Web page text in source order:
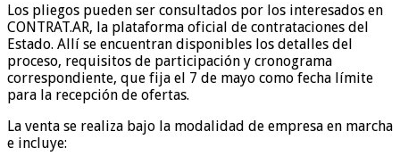
Los pliegos pueden ser consultados por los interesados en
CONTRAT.AR, la plataforma oficial de contrataciones del
Estado. Allí se encuentran disponibles los detalles del
proceso, requisitos de participación y cronograma
correspondiente, que fija el 7 de mayo como fecha límite
para la recepción de ofertas.
La venta se realiza bajo la modalidad de empresa en marcha
e incluye: